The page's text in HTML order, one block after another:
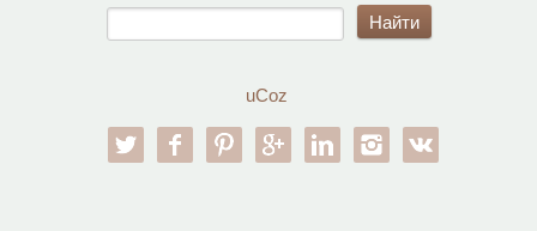
uCoz
twitter facebookpinterestgoogle-pllinkedin instagram